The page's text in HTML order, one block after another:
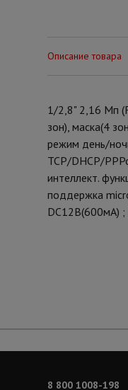
Описание товара
1/2,8" 2,16 Мп
зон), маска(4
режим день/
TCP/DHCP/
интеллект.
поддержка
DC12В(600мА)
8 800 1008-198